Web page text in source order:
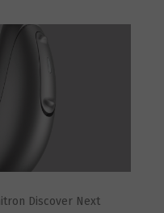
Discover Next